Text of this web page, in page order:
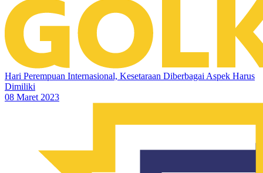
Hari Perempuan Internasional, Kesetaraan Diberbagai Aspek Harus
Dimiliki
08 Maret 2023